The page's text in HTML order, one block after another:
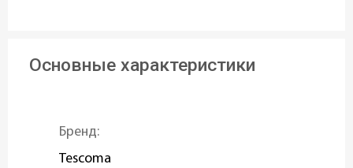
Основные характеристики
Бренд:
Tescoma